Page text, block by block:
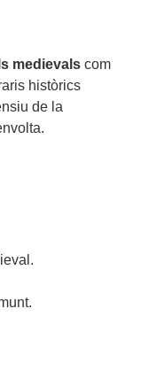
medievals com
històrics
de la